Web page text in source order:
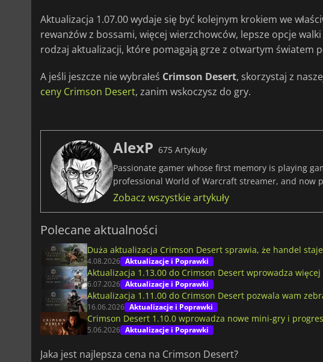
Aktualizacja 1.07.00 wydaje się być kolejnym krokiem we
rewanżów z bossami, więcej wierzchowców, lepsze opcje
rodzaj aktualizacji, które pomagają grze z otwartym światem
A jeśli jeszcze nie wybrałeś Crimson Desert, skorzystaj z
ceny Crimson Desert, zanim wskoczysz do gry.
AlexP 675 Artykuły
Passionate gamer whose first memory is playing
professional World of Warcraft streamer, and now
Zobacz wszystkie artykuły
Polecane aktualności
Duża aktualizacja Crimson Desert sprawia, że handel
4.08.2026 Aktualizacje i Poprawki
Aktualizacja 1.13.00 do Crimson Desert wprowadza
6.07.2026 Aktualizacje i Poprawki
Aktualizacja 1.11.00 do Crimson Desert pozwala wam
16.06.2026 Aktualizacje i Poprawki
Crimson Desert 1.10.0 wprowadza nowe mini-gry i
5.06.2026 Aktualizacje i Poprawki
Jaka jest najlepsza cena na Crimson Desert?